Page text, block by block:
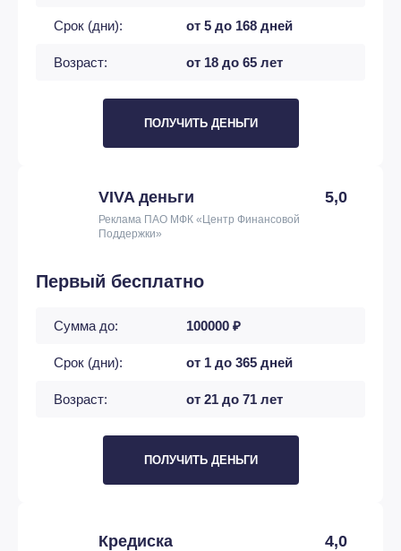
Срок (дни): от 5 до 168 дней
Возраст: от 18 до 65 лет
ПОЛУЧИТЬ ДЕНЬГИ
VIVA деньги 5,0
Реклама ПАО МФК «Центр Финансовой
Поддержки»
Первый бесплатно
Сумма до: 100000 ₽
Срок (дни): от 1 до 365 дней
Возраст: от 21 до 71 лет
ПОЛУЧИТЬ ДЕНЬГИ
Кредиска 4,0